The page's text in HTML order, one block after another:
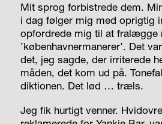
Mit sprog forbistrede dem.
i dag følger mig med oprigtig
opfordrede mig til at fralægge
’københavnermanerer’. Det
det, jeg sagde, der irriterede
måden, det kom ud på.
diktionen. Det lød … træls.
Jeg fik hurtigt venner.